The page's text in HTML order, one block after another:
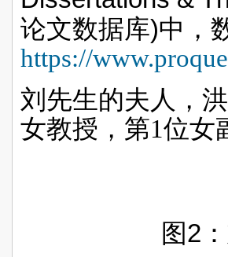
论文数据库)中，
https://
刘先生的夫人，
女教授，第1位女
图 2